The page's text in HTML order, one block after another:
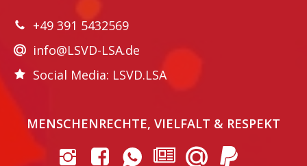
MENSCHENRECHTE, VIELFALT & RESPEKT
+49 391 5432569
info@LSVD-LSA.de
Social Media: LSVD.LSA